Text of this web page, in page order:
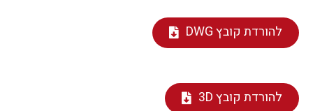
להורדת קובץ DWG
להורדת קובץ 3D